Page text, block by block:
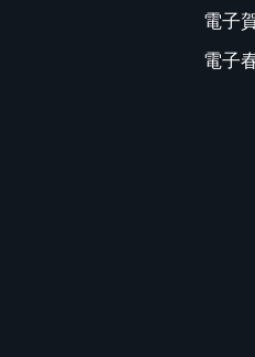
電子
電子